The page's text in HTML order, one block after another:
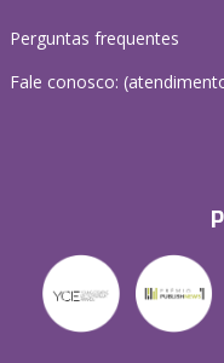
Perguntas frequentes
Fale conosco: